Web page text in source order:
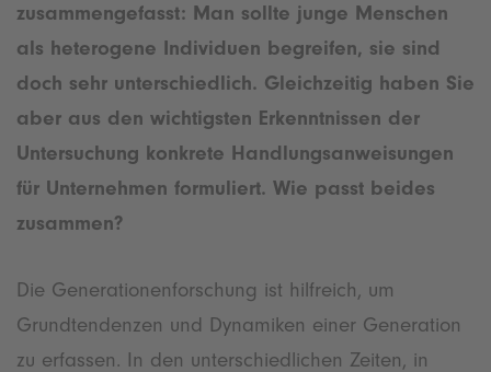
zusammengefasst: Man sollte junge Menschen
als heterogene Individuen begreifen, sie sind
doch sehr unterschiedlich. Gleichzeitig haben Sie
aber aus den wichtigsten Erkenntnissen der
Untersuchung konkrete Handlungsanweisungen
für Unternehmen formuliert. Wie passt beides
zusammen?
Die Generationenforschung ist hilfreich, um
Grundtendenzen und Dynamiken einer Generation
zu erfassen. In den unterschiedlichen Zeiten, in